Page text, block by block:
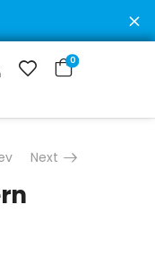
0
externo Western
Next